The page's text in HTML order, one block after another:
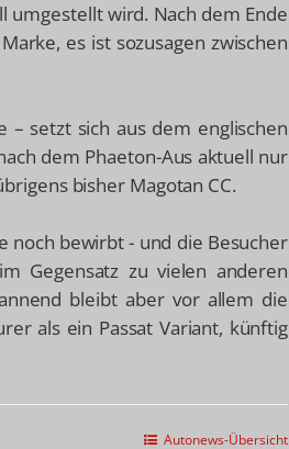
umgestellt wird. Nach dem Ende
es ist sozusagen zwischen
setzt sich aus dem englischen
dem Phaeton-Aus aktuell nur
bisher Magotan CC.
noch bewirbt - und die Besucher
Gegensatz zu vielen anderen
bleibt aber vor allem die
als ein Passat Variant, künftig
Autonews-Übersicht